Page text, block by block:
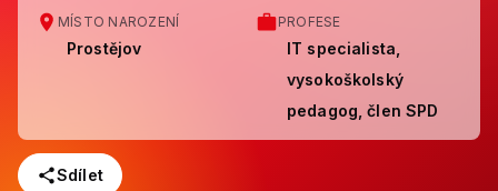
MÍSTO NAROZENÍ
Prostějov
PROFESE
IT specialista,
vysokoškolský
pedagog, člen SPD
Sdílet